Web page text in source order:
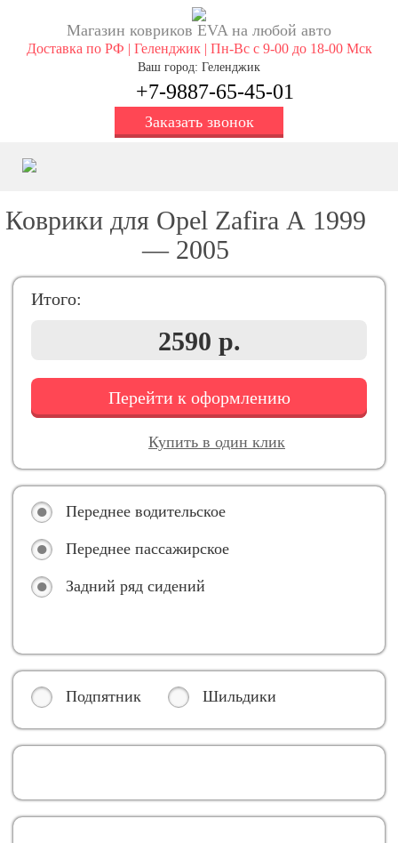
Магазин ковриков EVA ​на любой авто
Доставка по РФ | Геленджик | Пн-Вс с 9-00 до 18-00 Мск
Ваш город: Геленджик
+7-9887-65-45-01
Заказать звонок
Коврики для Opel Zafira А 1999
— 2005
Итого:
2590 р.
Перейти к оформлению
Купить в один клик
Переднее водительское
Переднее пассажирское
Задний ряд сидений
Подпятник Шильдики